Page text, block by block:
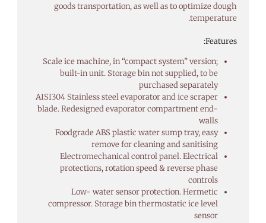
goods transportation, as well as to optimize dough
temperature.
Features:
Scale ice machine, in “compact system” version;
built-in unit. Storage bin not supplied, to be
purchased separately
AISI304 Stainless steel evaporator and ice scraper
blade. Redesigned evaporator compartment end-
walls
Foodgrade ABS plastic water sump tray, easy
remove for cleaning and sanitising
Electromechanical control panel. Electrical
protections, rotation speed & reverse phase
controls
Low- water sensor protection. Hermetic
compressor. Storage bin thermostatic ice level
sensor